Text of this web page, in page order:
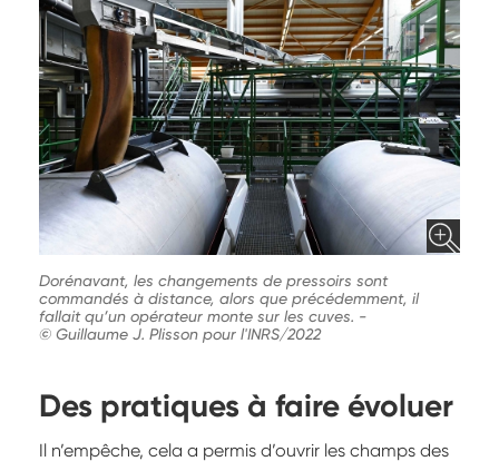
Dorénavant, les changements de pressoirs sont
commandés à distance, alors que précédemment, il
fallait qu’un opérateur monte sur les cuves. -
© Guillaume J. Plisson pour l'INRS/2022
Des pratiques à faire évoluer
Il n’empêche, cela a permis d’ouvrir les champs des